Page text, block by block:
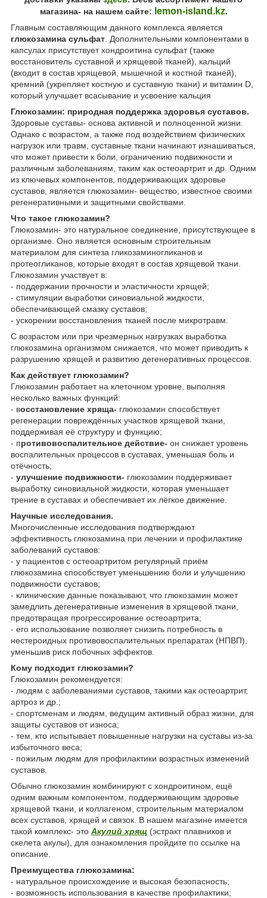
магазина- на нашем сайте: lemon-island.kz.
Главным составляющим данного комплекса является
глюкозамина сульфат . Дополнительными компонентами в
капсулах присутствует хондроитина сульфат (также
восстановитель суставной и хрящевой тканей), кальций
(входит в состав хрящевой, мышечной и костной тканей),
кремний (укрепляет костную и суставную ткани) и витамин D,
который улучшает всасывание и усвоение кальция
Глюкозамин: природная поддержка здоровья суставов.
Здоровые суставы- основа активной и полноценной жизни.
Однако с возрастом, а также под воздействием физических
нагрузок или травм, суставные ткани начинают изнашиваться,
что может привести к боли, ограничению подвижности и
различным заболеваниям, таким как остеоартрит и др. Одним
из ключевых компонентов, поддерживающих здоровье
суставов, является глюкозамин- вещество, известное своими
регенеративными и защитными свойствами.
Что такое глюкозамин?
Глюкозамин- это натуральное соединение, присутствующее в
организме. Оно является основным строительным
материалом для синтеза гликозаминогликанов и
протеогликанов, которые входят в состав хрящевой ткани.
Глюкозамин участвует в:
- поддержании прочности и эластичности хрящей;
- стимуляции выработки синовиальной жидкости,
обеспечивающей смазку суставов;
- ускорении восстановления тканей после микротравм.
С возрастом или при чрезмерных нагрузках выработка
глюкозамина организмом снижается, что может приводить к
разрушению хрящей и развитию дегенеративных процессов.
Как действует глюкозамин?
Глюкозамин работает на клеточном уровне, выполняя
несколько важных функций:
- восстановление хряща- глюкозамин способствует
регенерации повреждённых участков хрящевой ткани,
поддерживая её структуру и функцию;
- противовоспалительное действие- он снижает уровень
воспалительных процессов в суставах, уменьшая боль и
отёчность;
- улучшение подвижности- глюкозамин поддерживает
выработку синовиальной жидкости, которая уменьшает
трение в суставах и обеспечивает их лёгкое движение.
Научные исследования.
Многочисленные исследования подтверждают
эффективность глюкозамина при лечении и профилактике
заболеваний суставов:
- у пациентов с остеоартритом регулярный приём
глюкозамина способствует уменьшению боли и улучшению
подвижности суставов;
- клинические данные показывают, что глюкозамин может
замедлить дегенеративные изменения в хрящевой ткани,
предотвращая прогрессирование остеоартрита;
- его использование позволяет снизить потребность в
нестероидных противовоспалительных препаратах (НПВП),
уменьшив риск побочных эффектов.
Кому подходит глюкозамин?
Глюкозамин рекомендуется:
- людям с заболеваниями суставов, такими как остеоартрит,
артроз и др.;
- спортсменам и людям, ведущим активный образ жизни, для
защиты суставов от износа;
- тем, кто испытывает повышенные нагрузки на суставы из-за
избыточного веса;
- пожилым людям для профилактики возрастных изменений
суставов.
Обычно глюкозамин комбинируют с хондроитином, ещё
одним важным компонентом, поддерживающим здоровье
хрящевой ткани, и коллагеном, строительным материалом
всех суставов, хрящей и связок. В нашем магазине имеется
такой комплекс- это Акулий хрящ (эстракт плавников и
скелета акулы), для ознакомления пройдите по ссылке на
описание.
Преимущества глюкозамина:
- натуральное происхождение и высокая безопасность;
- возможность использования в качестве профилактики;